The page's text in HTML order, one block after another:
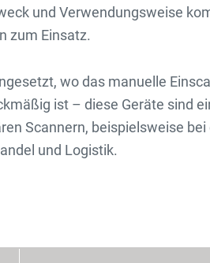
und Verwendungsweise
zum Einsatz.
wo das manuelle
ist – diese Geräte sind
Scannern, beispielsweise bei
und Logistik.